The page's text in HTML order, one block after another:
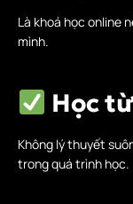
Là khoá học online
mình.
Học
Không lý thuyết
trong quá trình học.